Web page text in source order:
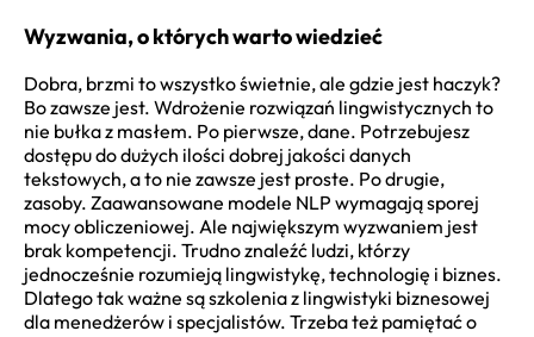
Wyzwania, o których warto wiedzieć
Dobra, brzmi to wszystko świetnie, ale gdzie jest haczyk?
Bo zawsze jest. Wdrożenie rozwiązań lingwistycznych to
nie bułka z masłem. Po pierwsze, dane. Potrzebujesz
dostępu do dużych ilości dobrej jakości danych
tekstowych, a to nie zawsze jest proste. Po drugie,
zasoby. Zaawansowane modele NLP wymagają sporej
mocy obliczeniowej. Ale największym wyzwaniem jest
brak kompetencji. Trudno znaleźć ludzi, którzy
jednocześnie rozumieją lingwistykę, technologię i biznes.
Dlatego tak ważne są szkolenia z lingwistyki biznesowej
dla menedżerów i specjalistów. Trzeba też pamiętać o